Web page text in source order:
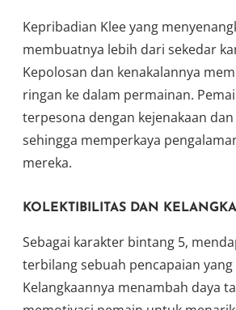
Kepribadian Klee yang
membuatnya lebih dari sekedar
Kepolosan dan kenakalannya
ringan ke dalam permainan.
terpesona dengan kejenakaan
sehingga memperkaya
mereka.
KOLEKTIBILITAS DAN
Sebagai karakter bintang 5,
terbilang sebuah pencapaian yang
Kelangkaannya menambah daya